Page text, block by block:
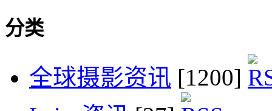
分类
全球摄影资讯 [1200]